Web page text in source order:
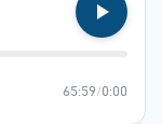
0:00
/
65:59